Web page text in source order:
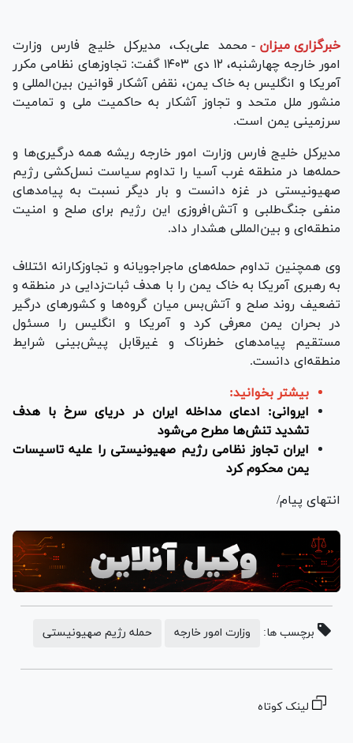
خبرگزاری میزان - محمد علی‌بک، مدیرکل خلیج فارس وزارت
امور خارجه چهارشنبه، ۱۲ دی ۱۴۰۳ گفت: تجاوزهای نظامی مکرر
آمریکا و انگلیس به خاک یمن، نقض آشکار قوانین بین‌المللی و
منشور ملل متحد و تجاوز آشکار به حاکمیت ملی و تمامیت
سرزمینی یمن است.
مدیرکل خلیج فارس وزارت امور خارجه ریشه همه درگیری‌ها و
حمله‌ها در منطقه غرب آسیا را تداوم سیاست نسل‌کشی رژیم
صهیونیستی در غزه دانست و بار دیگر نسبت به پیامد‌های
منفی جنگ‌طلبی و آتش‌افروزی این رژیم برای صلح و امنیت
منطقه‌ای و بین‌المللی هشدار داد.
وی همچنین تداوم حمله‌های ماجراجویانه و تجاوزکارانه ائتلاف
به رهبری آمریکا به خاک یمن را با هدف ثبات‌زدایی در منطقه و
تضعیف روند صلح و آتش‌بس میان گروه‌ها و کشور‌های درگیر
در بحران یمن معرفی کرد و آمریکا و انگلیس را مسئول
مستقیم پیامد‌های خطرناک و غیرقابل پیش‌بینی شرایط
منطقه‌ای دانست.
بیشتر بخوانید:
ایروانی: ادعای مداخله ایران در دریای سرخ با هدف
تشدید تنش‌ها مطرح می‌شود
ایران تجاوز نظامی رژیم صهیونیستی را علیه تاسیسات
یمن محکوم کرد
انتهای پیام/
برچسب ها: وزارت امور خارجه حمله رژیم صهیونیستی
لینک کوتاه